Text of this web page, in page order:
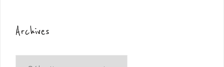
Archives